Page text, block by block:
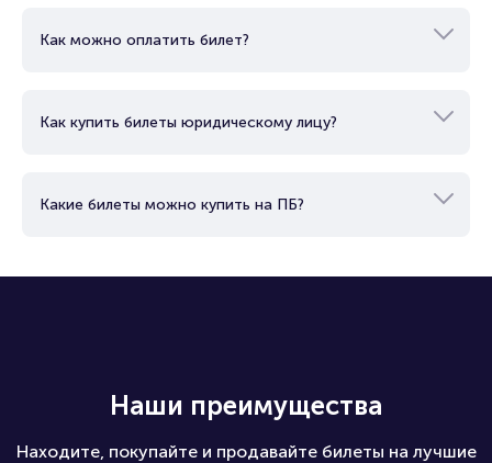
Как можно оплатить билет?
Как купить билеты юридическому лицу?
Какие билеты можно купить на ПБ?
Наши преимущества
Находите, покупайте и продавайте билеты на лучшие